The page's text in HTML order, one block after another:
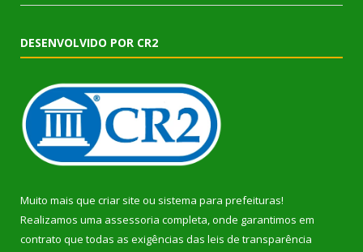
DESENVOLVIDO POR CR2
Muito mais que criar site ou sistema para prefeituras!
Realizamos uma assessoria completa, onde garantimos em
contrato que todas as exigências das leis de transparência